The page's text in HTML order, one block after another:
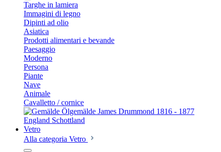
Targhe in lamiera
Immagini di legno
Dipinti ad olio
Asiatica
Prodotti alimentari e bevande
Paesaggio
Moderno
Persona
Piante
Nave
Animale
Cavalletto / cornice
Vetro
Alla categoria Vetro